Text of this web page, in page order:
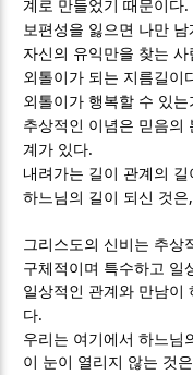
계로 만들었기 때문이다.
보편성을 잃으면 나만 남
자신의 유익만을 찾는 사
외톨이가 되는 지름길이
외톨이가 행복할 수 있는
추상적인 이념은 믿음의
계가 있다.
내려가는 길이 관계의 길
하느님의 길이 되신 것은,
그리스도의 신비는 추상
구체적이며 특수하고 일
일상적인 관계와 만남이
다.
우리는 여기에서 하느님
이 눈이 열리지 않는 것은